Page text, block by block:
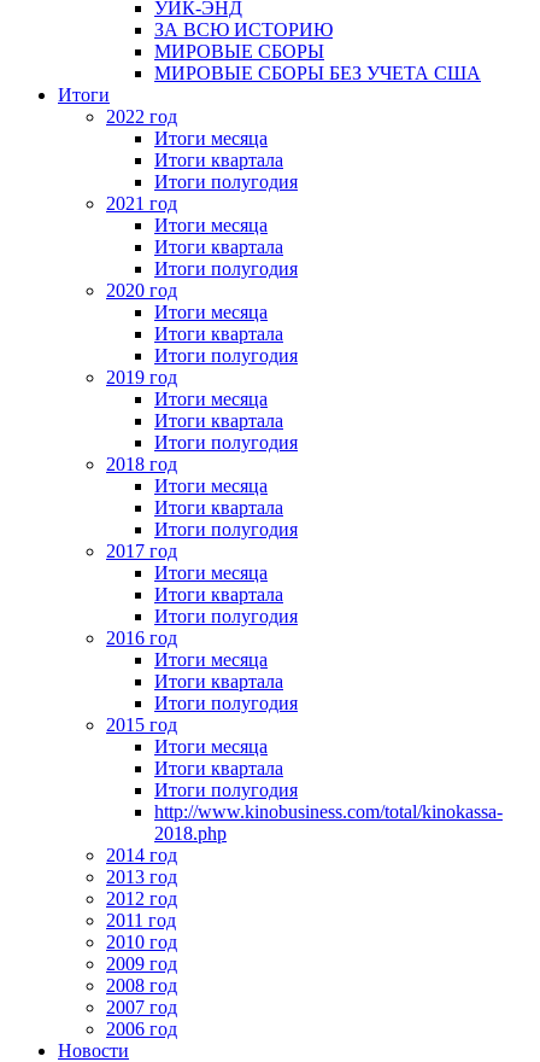
УИК-ЭНД
ЗА ВСЮ ИСТОРИЮ
МИРОВЫЕ СБОРЫ
МИРОВЫЕ СБОРЫ БЕЗ УЧЕТА США
Итоги
2022 год
Итоги месяца
Итоги квартала
Итоги полугодия
2021 год
Итоги месяца
Итоги квартала
Итоги полугодия
2020 год
Итоги месяца
Итоги квартала
Итоги полугодия
2019 год
Итоги месяца
Итоги квартала
Итоги полугодия
2018 год
Итоги месяца
Итоги квартала
Итоги полугодия
2017 год
Итоги месяца
Итоги квартала
Итоги полугодия
2016 год
Итоги месяца
Итоги квартала
Итоги полугодия
2015 год
Итоги месяца
Итоги квартала
Итоги полугодия
http://www.kinobusiness.com/total/kinokassa-
2018.php
2014 год
2013 год
2012 год
2011 год
2010 год
2009 год
2008 год
2007 год
2006 год
Новости